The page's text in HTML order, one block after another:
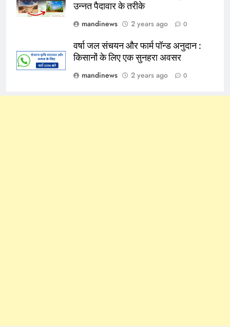
उन्नत पैदावार के तरीके
mandinews
2 years ago 0
वर्षा जल संचयन और फार्म पॉन्ड अनुदान :
किसानों के लिए एक सुनहरा अवसर
mandinews
2 years ago 0